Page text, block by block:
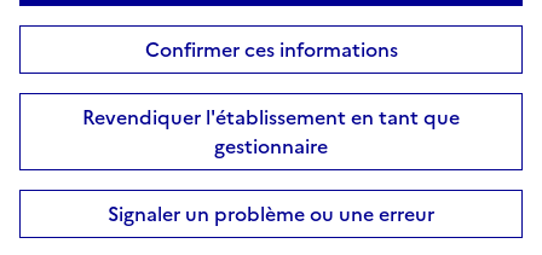
Confirmer ces informations
Revendiquer l'établissement en tant que
gestionnaire
Signaler un problème ou une erreur